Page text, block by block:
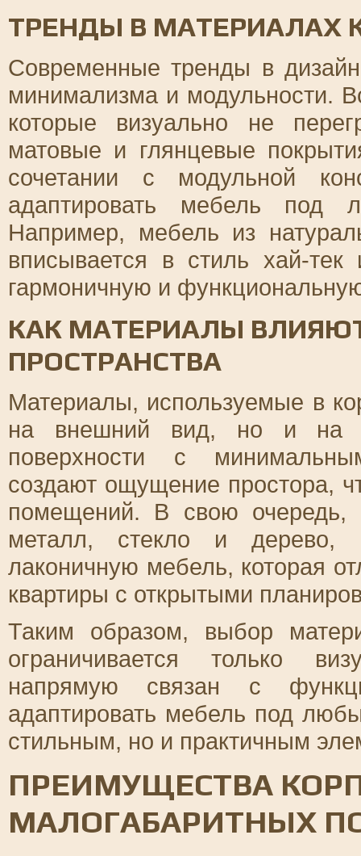
ТРЕНДЫ В МАТЕРИАЛАХ
Современные тренды в
минимализма и модульности.
которые визуально не
матовые и глянцевые
сочетании с модульной
адаптировать мебель под
Например, мебель из
вписывается в стиль хай-тек
гармоничную и
КАК МАТЕРИАЛЫ
ПРОСТРАНСТВА
Материалы, используемые в
на внешний вид, но и на
поверхности с
создают ощущение простора,
помещений. В свою очередь,
металл, стекло и дерево,
лаконичную мебель, которая
квартиры с открытыми
Таким образом, выбор
ограничивается только
напрямую связан с
адаптировать мебель под
стильным, но и практичным
ПРЕИМУЩЕСТВА
МАЛОГАБАРИТНЫХ